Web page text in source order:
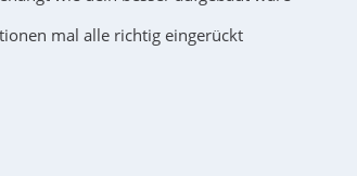
mal alle richtig eingerückt